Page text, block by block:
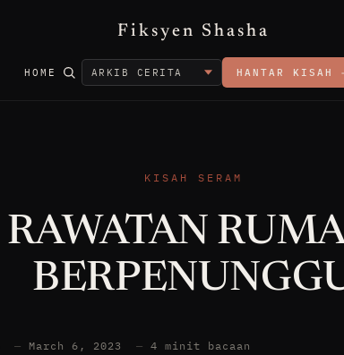
Fiksyen Shasha
HOME HANTAR KISAH
KISAH SERAM
RAWATAN
— March 6, 2023 — 4 minit bacaan